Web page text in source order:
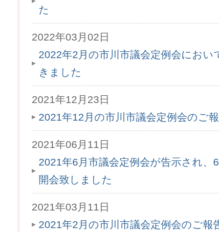
た
2022年03月02日
2022年2月の市川市議会定例会におい
きました
2021年12月23日
2021年12月の市川市議会定例会のご
2021年06月11日
2021年6月市議会定例会が告示され、
開会致しました
2021年03月11日
2021年2月の市川市議会定例会のご報